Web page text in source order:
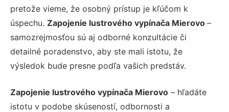
pretože vieme, že osobný prístup je kľúčom k
úspechu. Zapojenie lustrového vypínača Mierovo –
samozrejmosťou sú aj odborné konzultácie či
detailné poradenstvo, aby ste mali istotu, že
výsledok bude presne podľa vašich predstáv.
Zapojenie lustrového vypínača Mierovo – hľadáte
istotu v podobe skúseností, odbornosti a